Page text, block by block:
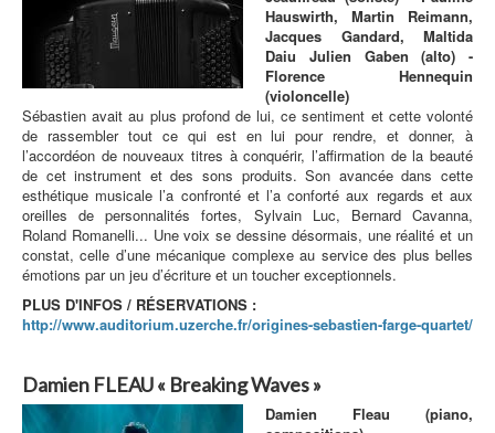
Hauswirth, Martin Reimann,
Jacques Gandard, Maltida
Daiu Julien Gaben (alto) -
Florence Hennequin
(violoncelle)
Sébastien avait au plus profond de lui, ce sentiment et cette volonté
de rassembler tout ce qui est en lui pour rendre, et donner, à
l’accordéon de nouveaux titres à conquérir, l’affirmation de la beauté
de cet instrument et des sons produits. Son avancée dans cette
esthétique musicale l’a confronté et l’a conforté aux regards et aux
oreilles de personnalités fortes, Sylvain Luc, Bernard Cavanna,
Roland Romanelli... Une voix se dessine désormais, une réalité et un
constat, celle d’une mécanique complexe au service des plus belles
émotions par un jeu d’écriture et un toucher exceptionnels.
PLUS D'INFOS / RÉSERVATIONS :
http://www.auditorium.uzerche.fr/origines-sebastien-farge-quartet/
Damien FLEAU« Breaking Waves»
Damien Fleau (piano,